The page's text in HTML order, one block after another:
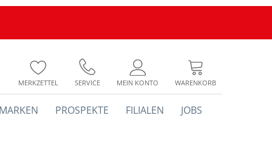
MERKZETTEL SERVICE MEIN KONTO WARENKORB
PROSPEKTE FILIALEN JOBS